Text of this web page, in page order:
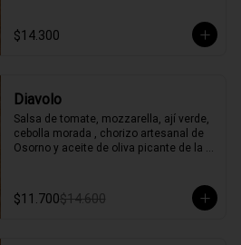
$14.300
Diavolo
Salsa de tomate, mozzarella, ají verde,
cebolla morada , chorizo artesanal de
Osorno y aceite de oliva picante de la
$11.700$14.600